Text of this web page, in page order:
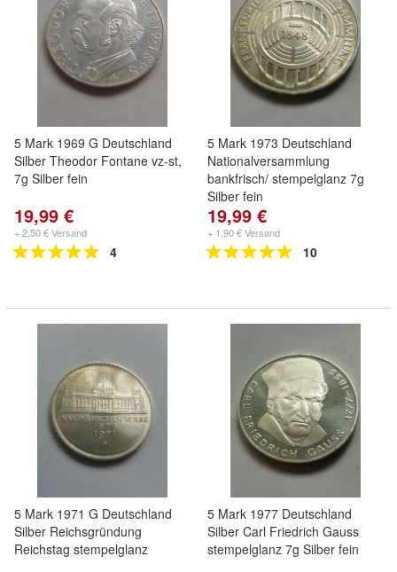
5 Mark 1969 G Deutschland
Silber Theodor Fontane vz-st,
7g Silber fein
19,99 €
+ 2,50 € Versand
4
5 Mark 1973 Deutschland
Nationalversammlung
bankfrisch/ stempelglanz 7g
Silber fein
19,99 €
+ 1,90 € Versand
10
5 Mark 1971 G Deutschland
Silber Reichsgründung
Reichstag stempelglanz
5 Mark 1977 Deutschland
Silber Carl Friedrich Gauss
stempelglanz 7g Silber fein